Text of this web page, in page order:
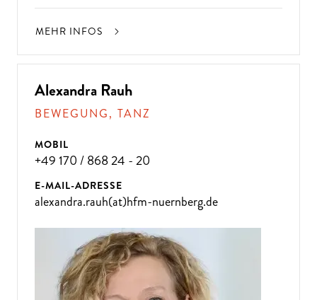
MEHR INFOS
Alexandra Rauh
BEWEGUNG, TANZ
MOBIL
+49 170 / 868 24 - 20
E-MAIL-ADRESSE
alexandra.rauh(at)hfm-nuernberg.de